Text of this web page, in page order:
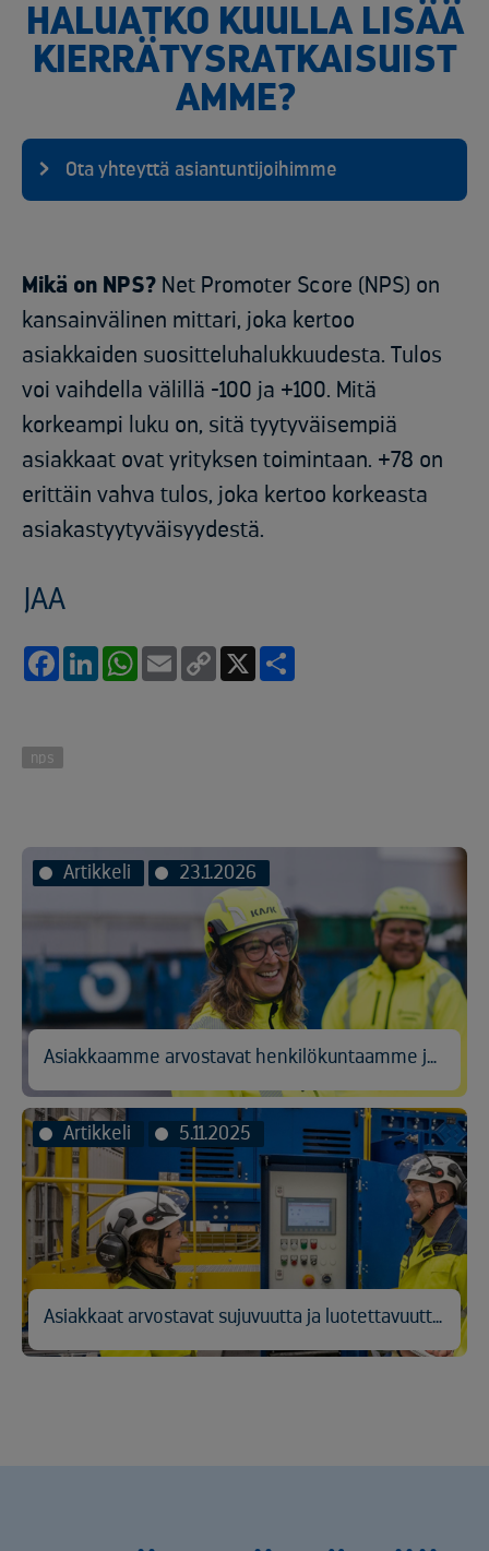
HALUATKO KUULLA LISÄÄ
KIERRÄTYSRATKAISUIST
AMME?
Ota yhteyttä asiantuntijoihimme
Mikä on NPS? Net Promoter Score (NPS) on
kansainvälinen mittari, joka kertoo
asiakkaiden suositteluhalukkuudesta. Tulos
voi vaihdella välillä -100 ja +100. Mitä
korkeampi luku on, sitä tyytyväisempiä
asiakkaat ovat yrityksen toimintaan. +78 on
erittäin vahva tulos, joka kertoo korkeasta
asiakastyytyväisyydestä.
JAA
FacebookLinkedInWhatsApp
Email
Copy
nps
Artikkeli 23.1.2026
Asiakkaamme arvostavat henkilökuntaamme ja sujuvaa palvelua – Joulukuun NPS-tulos +66
Artikkeli 5.11.2025
Asiakkaat arvostavat sujuvuutta ja luotettavuutta – Kuusakosken NPS nousi ennätykseen +70